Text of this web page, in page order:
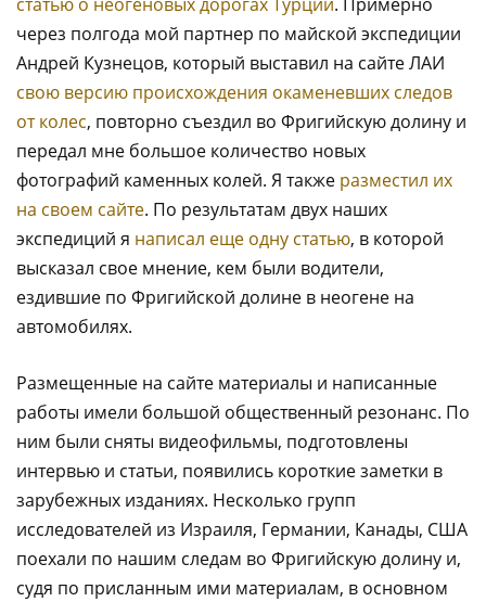
через полгода мой партнер по майской экспедиции
Андрей Кузнецов, который выставил на сайте ЛАИ
свою версию происхождения окаменевших следов
от колес, повторно съездил во Фригийскую долину и
передал мне большое количество новых
фотографий каменных колей. Я также разместил их
на своем сайте. По результатам двух наших
экспедиций я написал еще одну статью, в которой
высказал свое мнение, кем были водители,
ездившие по Фригийской долине в неогене на
автомобилях.
Размещенные на сайте материалы и написанные
работы имели большой общественный резонанс. По
ним были сняты видеофильмы, подготовлены
интервью и статьи, появились короткие заметки в
зарубежных изданиях. Несколько групп
исследователей из Израиля, Германии, Канады, США
поехали по нашим следам во Фригийскую долину и,
судя по присланным ими материалам, в основном